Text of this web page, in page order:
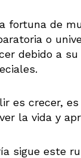
fortuna de
o
debido a
es crecer,
la vida y
sigue este